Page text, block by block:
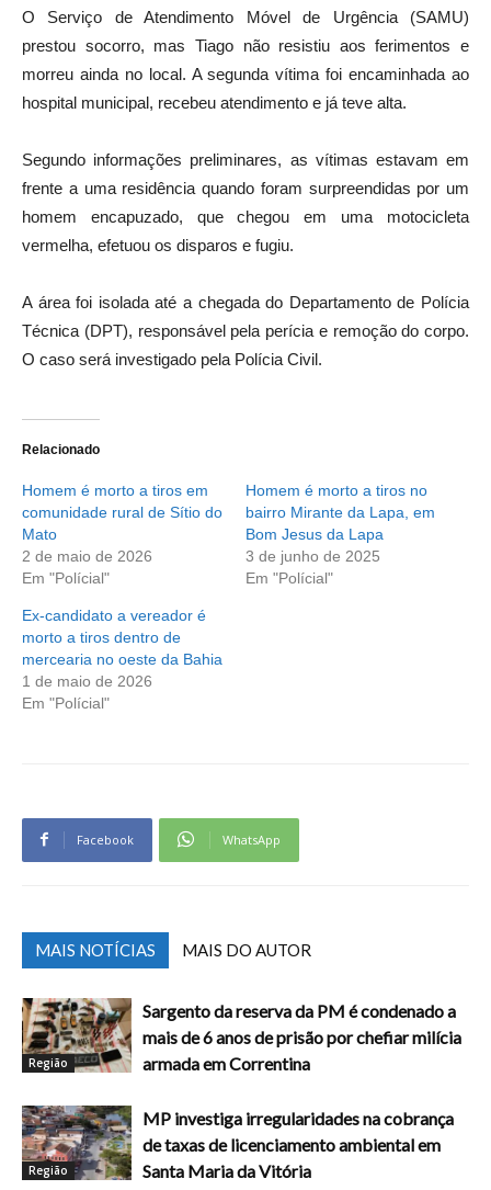
O Serviço de Atendimento Móvel de Urgência (SAMU)
prestou socorro, mas Tiago não resistiu aos ferimentos e
morreu ainda no local. A segunda vítima foi encaminhada ao
hospital municipal, recebeu atendimento e já teve alta.
Segundo informações preliminares, as vítimas estavam em
frente a uma residência quando foram surpreendidas por um
homem encapuzado, que chegou em uma motocicleta
vermelha, efetuou os disparos e fugiu.
A área foi isolada até a chegada do Departamento de Polícia
Técnica (DPT), responsável pela perícia e remoção do corpo.
O caso será investigado pela Polícia Civil.
Relacionado
Homem é morto a tiros em
comunidade rural de Sítio do
Mato
2 de maio de 2026
Em "Polícial"
Homem é morto a tiros no
bairro Mirante da Lapa, em
Bom Jesus da Lapa
3 de junho de 2025
Em "Polícial"
Ex-candidato a vereador é
morto a tiros dentro de
mercearia no oeste da Bahia
1 de maio de 2026
Em "Polícial"
Facebook WhatsApp
MAIS NOTÍCIAS MAIS DO AUTOR
Região
Sargento da reserva da PM é condenado a
mais de 6 anos de prisão por chefiar milícia
armada em Correntina
Região
MP investiga irregularidades na cobrança
de taxas de licenciamento ambiental em
Santa Maria da Vitória